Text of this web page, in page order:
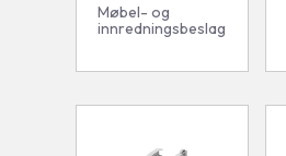
Møbel- og
innredningsbeslag